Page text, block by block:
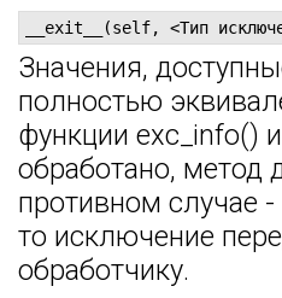
__exit__(self, <Тип
Значения,
полностью
функции exc_info()
обработано, метод
противном случае
то исключение
обработчику.